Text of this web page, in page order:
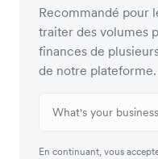
Recommandé pour
traiter des volumes
finances de
de notre plateforme.
En continuant, vous